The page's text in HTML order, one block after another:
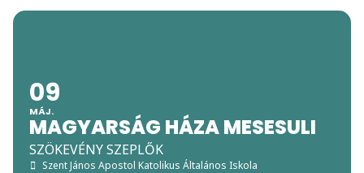
09
MÁJ.
MAGYARSÁG HÁZA MESESULI
SZÖKEVÉNY SZEPLŐK
Szent János Apostol Katolikus Általános Iskola